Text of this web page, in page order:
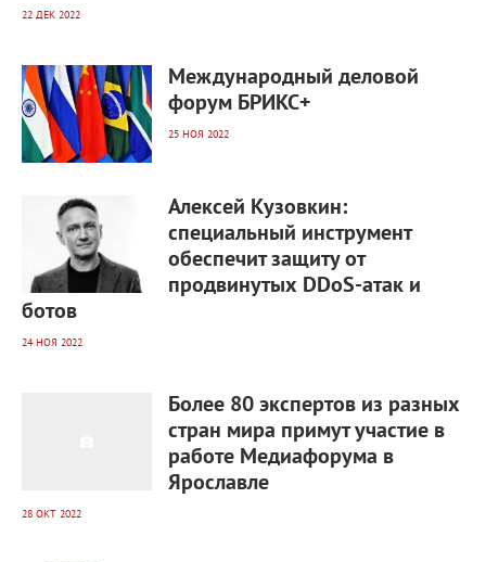
22 ДЕК 2022
Международный деловой
форум БРИКС+
25 НОЯ 2022
Алексей Кузовкин:
специальный инструмент
обеспечит защиту от
продвинутых DDoS-атак и
ботов
24 НОЯ 2022
Более 80 экспертов из разных
стран мира примут участие в
работе Медиафорума в
Ярославле
28 ОКТ 2022